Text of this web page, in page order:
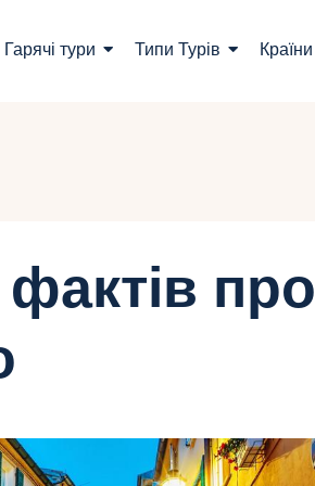
Гарячі тури Типи Турів Країни
про